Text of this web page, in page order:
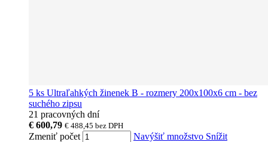
5 ks Ultraľahkých žinenek B - rozmery 200x100x6 cm - bez
suchého zipsu
21 pracovných dní
€ 600,79 € 488,45 bez DPH
Zmeniť počet Navýšiť množstvo Snížit